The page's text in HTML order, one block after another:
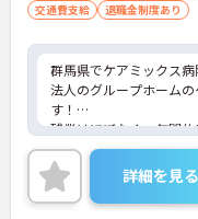
交通費支給
退職金制度あり
群馬県でケアミックス
法人のグループホーム
す！
残業はほぼなく、年間
ベートも充実できる環境
ご興味ある方には、面接
詳細をお話しいたしま
い！
詳細を見る